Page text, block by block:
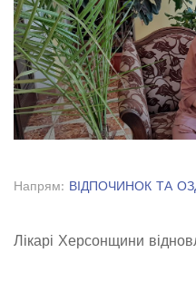
Напрям: ВІДПОЧИНОК ТА
Лікарі Херсонщини